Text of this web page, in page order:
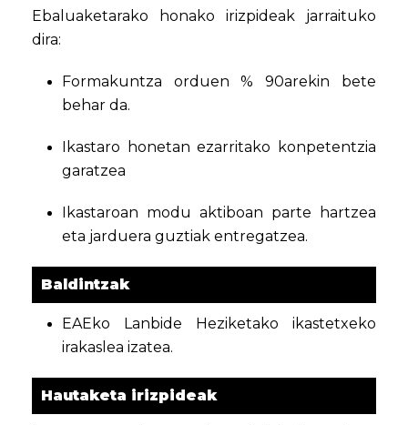
Ebaluaketarako honako irizpideak jarraituko
dira:
Formakuntza orduen % 90arekin bete
behar da.
Ikastaro honetan ezarritako konpetentzia
garatzea
Ikastaroan modu aktiboan parte hartzea
eta jarduera guztiak entregatzea.
Baldintzak
EAEko Lanbide Heziketako ikastetxeko
irakaslea izatea.
Hautaketa irizpideak